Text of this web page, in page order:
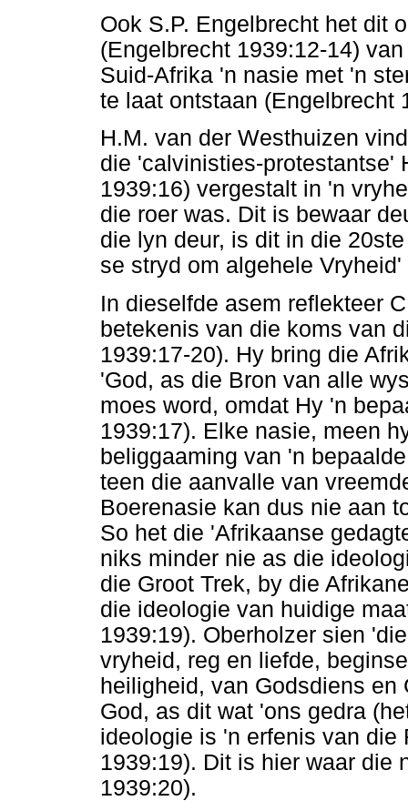
Ook S.P. Engelbrecht het dit
(Engelbrecht 1939:12-14)
Suid-Afrika 'n nasie met 'n
te laat ontstaan (Engelbrecht
H.M. van der Westhuizen
die 'calvinisties-protestantse'
1939:16) vergestalt in 'n
die roer was. Dit is bewaar
die lyn deur, is dit in die
se stryd om algehele
In dieselfde asem reflekteer
betekenis van die koms van
1939:17-20). Hy bring die
'God, as die Bron van alle
moes word, omdat Hy 'n
1939:17). Elke nasie, meen
beliggaaming van 'n
teen die aanvalle van
Boerenasie kan dus nie aan
So het die 'Afrikaanse
niks minder nie as die
die Groot Trek, by die
die ideologie van huidige
1939:19). Oberholzer sien
vryheid, reg en liefde,
heiligheid, van Godsdiens
God, as dit wat 'ons gedra
ideologie is 'n erfenis van die
1939:19). Dit is hier waar die
1939:20).